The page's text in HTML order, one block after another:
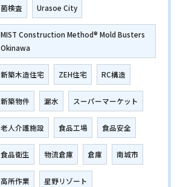
菌検査 Urasoe City
MIST Construction Method® Mold Busters
Okinawa
新築木造住宅 ZEH住宅 RC構造
新築物件 漏水 スーパーマーケット
老人介護施設 食品工場 食品安全
食品衛生 物流倉庫 倉庫 南城市
高所作業 星野リゾート